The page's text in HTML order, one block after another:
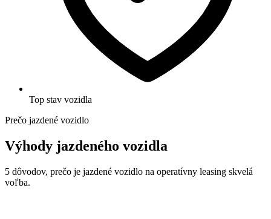
Top stav vozidla
Prečo jazdené vozidlo
Výhody jazdeného vozidla
5 dôvodov, prečo je jazdené vozidlo na operatívny leasing skvelá
voľba.